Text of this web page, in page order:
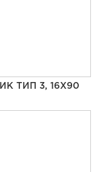
ТИП 3, 16Х90